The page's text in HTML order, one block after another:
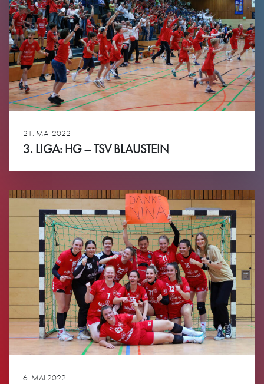
21. MAI 2022
3. LIGA: HG – TSV BLAUSTEIN
6. MAI 2022